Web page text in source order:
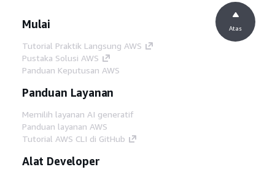
Mulai
Tutorial Praktik Langsung AWS
Pustaka Solusi AWS
Panduan Keputusan AWS
Panduan Layanan
Memilih layanan AI generatif
Panduan layanan AWS
Tutorial AWS CLI di GitHub
Alat Developer
Atas